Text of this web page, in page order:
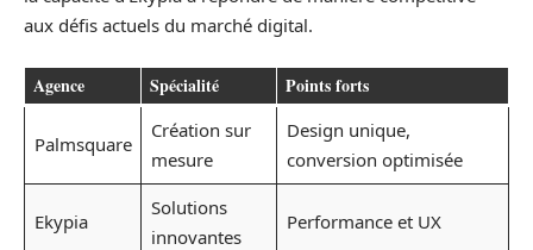
aux défis actuels du marché digital.
Agence Spécialité Points forts
Palmsquare
Création sur
mesure
Design unique,
conversion optimisée
Ekypia
Solutions
innovantes
Performance et UX